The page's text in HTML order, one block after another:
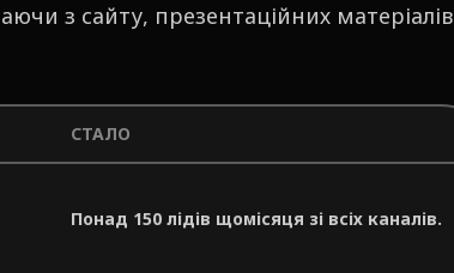
з сайту, презентаційних матеріалів
СТАЛО
Понад 150 лідів щомісяця зі всіх каналів.